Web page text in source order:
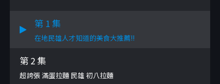
第 1 集
在地民雄人才知道的美食大推薦!!
第 2 集
超誇張 滿蛋拉麵 民雄 初八拉麵